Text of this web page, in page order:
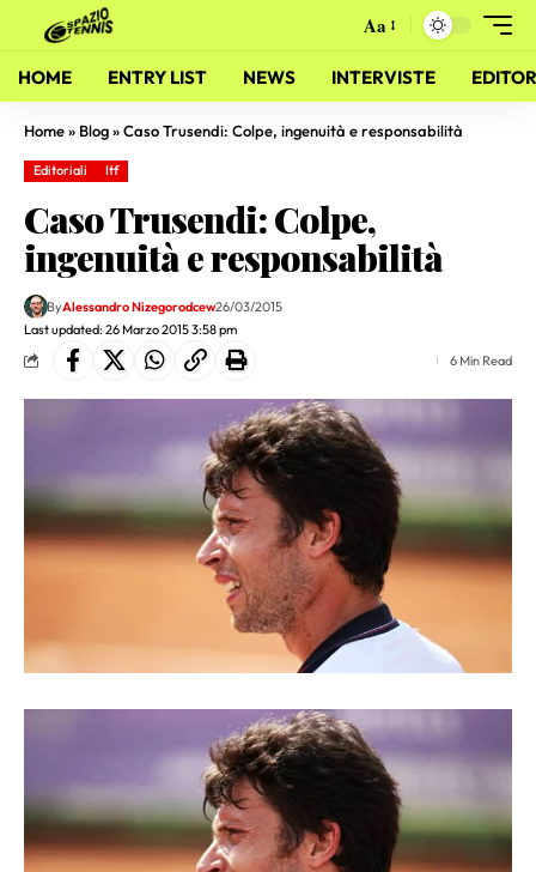
Aa
HOME ENTRY LIST NEWS INTERVISTE
Home» Blog»Caso Trusendi: Colpe, ingenuità e responsabilità
Editoriali Itf
Caso Trusendi: Colpe,
ingenuità e responsabilità
Last updated: 26 Marzo 2015 3:58 pm
ByAlessandro Nizegorodcew26/03/2015
6 Min Read